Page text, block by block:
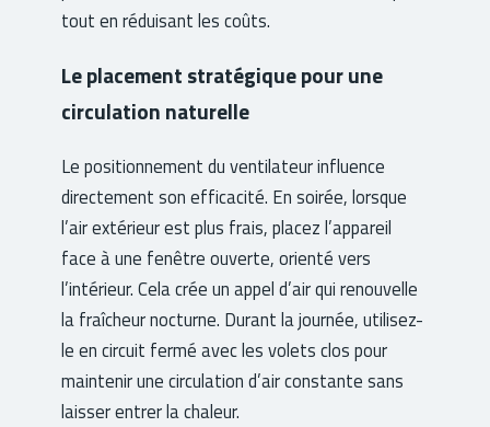
tout en réduisant les coûts.
Le placement stratégique pour une
circulation naturelle
Le positionnement du ventilateur influence
directement son efficacité. En soirée, lorsque
l’air extérieur est plus frais, placez l’appareil
face à une fenêtre ouverte, orienté vers
l’intérieur. Cela crée un appel d’air qui renouvelle
la fraîcheur nocturne. Durant la journée, utilisez-
le en circuit fermé avec les volets clos pour
maintenir une circulation d’air constante sans
laisser entrer la chaleur.